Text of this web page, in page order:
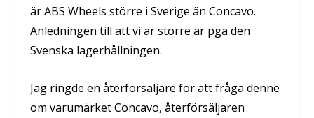
är ABS Wheels större i Sverige än Concavo.
Anledningen till att vi är större är pga den
Svenska lagerhållningen.
Jag ringde en återförsäljare för att fråga denne
om varumärket Concavo, återförsäljaren